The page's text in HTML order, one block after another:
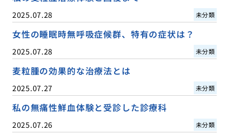
2025.07.28 未分類
女性の睡眠時無呼吸症候群、特有の症状は？
2025.07.28 未分類
麦粒腫の効果的な治療法とは
2025.07.27 未分類
私の無痛性鮮血体験と受診した診療科
2025.07.26 未分類